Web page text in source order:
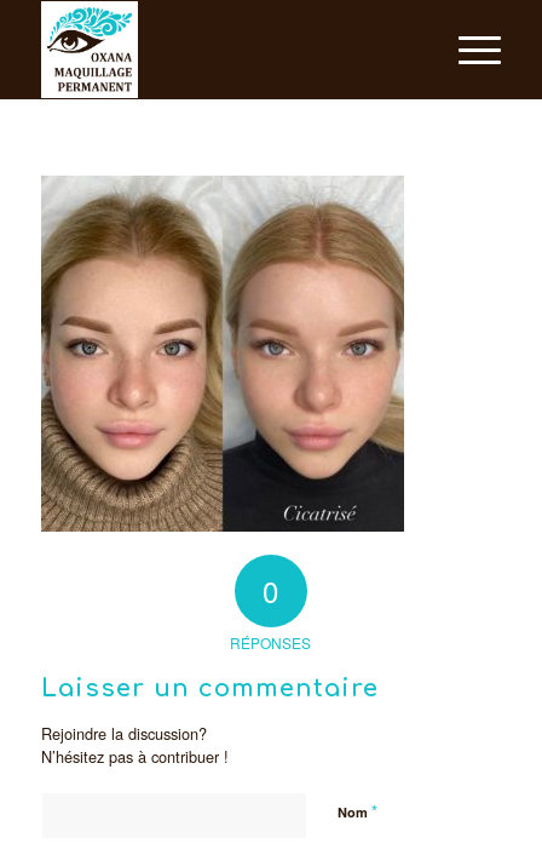
0
RÉPONSES
Laisser un commentaire
Rejoindre la discussion?
N’hésitez pas à contribuer !
Nom *